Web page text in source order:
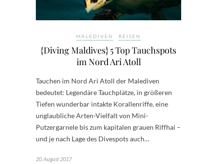
MALEDIVEN REISEN
{Diving Maldives} 5 Top Tauchspots
im Nord Ari Atoll
Tauchen im Nord Ari Atoll der Malediven
bedeutet: Legendäre Tauchplätze, in größeren
Tiefen wunderbar intakte Korallenriffe, eine
unglaubliche Arten-Vielfalt von Mini-
Putzergarnele bis zum kapitalen grauen Riffhai –
und je nach Lage des Divespots auch…
20. August 2017